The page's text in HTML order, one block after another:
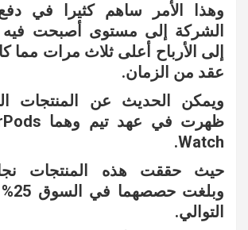
وهذا الأمر ساهم كثيرا في
الشركة إلى مستوى أصبحت فيه
إلى الأرباح أعلى ثلاث مرات مما
عقد من الزمان.
ويمكن الحديث عن المنتجات
Watch.
حيث حققت هذه المنتجات
التوالي.